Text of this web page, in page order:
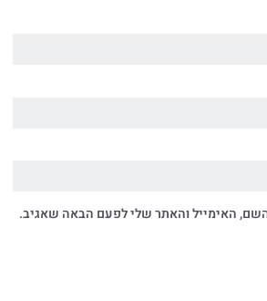
האימייל והאתר שלי לפעם הבאה שאגיב.